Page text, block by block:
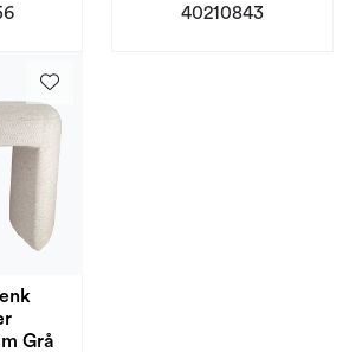
40210843
Grå